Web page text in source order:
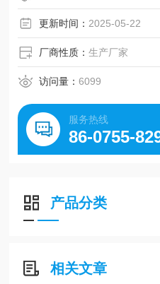
靠的在线温度测量及监控。
牢固，螺纹链接、安装灵活
测温元件，性能可靠、稳定实
更新时间： 2025-05-22
厂商性质：生产厂家
访问量：6099
服务热线
86-0755-
产品分类
相关文章